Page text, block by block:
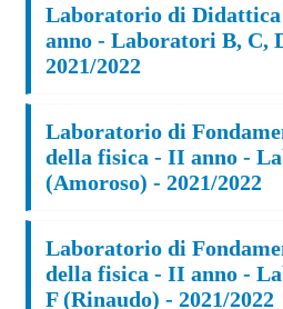
Laboratorio di
anno - Laboratori B, C,
2021/2022
Laboratorio di
della fisica - II anno -
(Amoroso) - 2021/2022
Laboratorio di
della fisica - II anno -
F (Rinaudo) - 2021/2022